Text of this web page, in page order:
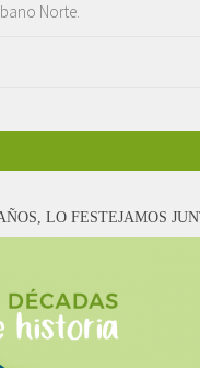
Norte.
LO FESTEJAMOS